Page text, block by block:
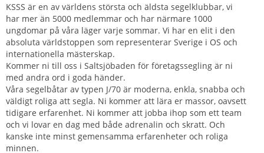
KSSS är en av världens största och äldsta segelklubbar, vi
har mer än 5000 medlemmar och har närmare 1000
ungdomar på våra läger varje sommar. Vi har en elit i den
absoluta världstoppen som representerar Sverige i OS och
internationella mästerskap.
Kommer ni till oss i Saltsjöbaden för företagssegling är ni
med andra ord i goda händer.
Våra segelbåtar av typen J/70 är moderna, enkla, snabba och
väldigt roliga att segla. Ni kommer att lära er massor, oavsett
tidigare erfarenhet. Ni kommer att jobba ihop som ett team
och vi lovar en dag med både adrenalin och skratt. Och
kanske inte minst gemensamma erfarenheter och roliga
minnen.